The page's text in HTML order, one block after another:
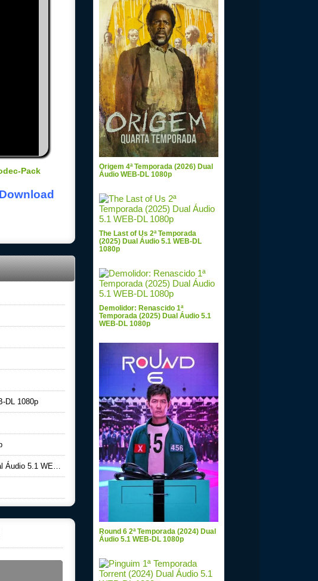
Pack
DL 1080p
WEB-DL 1080p
Origem 4ª Temporada (2026) Dual
Áudio WEB-DL 1080p
The Last of Us 2ª Temporada
(2025) Dual Áudio 5.1 WEB-DL
1080p
Demolidor: Renascido 1ª
Temporada (2025) Dual Áudio 5.1
WEB-DL 1080p
Round 6 2ª Temporada (2024) Dual
Áudio 5.1 WEB-DL 1080p